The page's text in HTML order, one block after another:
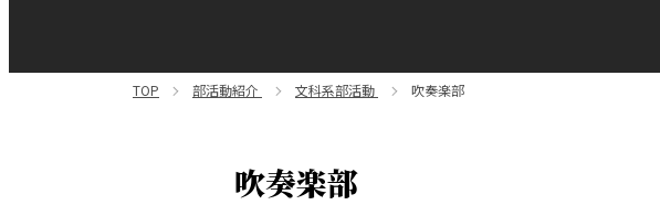
TOP 部活動紹介 文科系部活動 吹奏楽部
吹奏楽部